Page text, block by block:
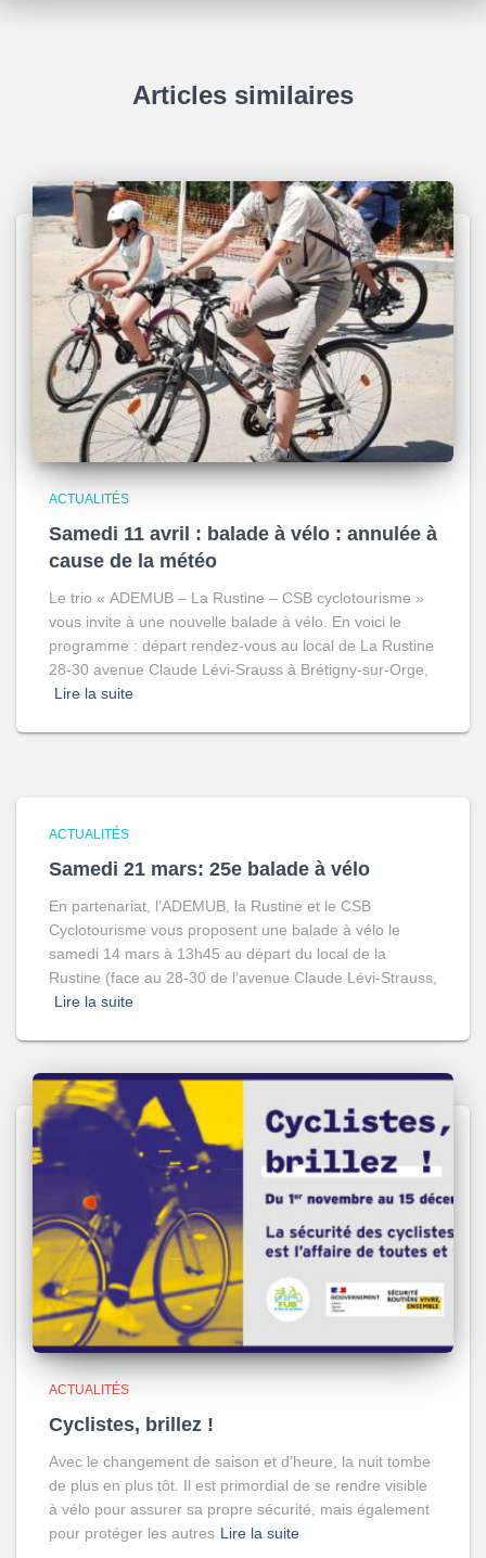
Articles similaires
ACTUALITÉS
Samedi 11 avril : balade à vélo : annulée à
cause de la météo
Le trio « ADEMUB – La Rustine – CSB cyclotourisme »
vous invite à une nouvelle balade à vélo. En voici le
programme : départ rendez-vous au local de La Rustine
28-30 avenue Claude Lévi-Srauss à Brétigny-sur-Orge,
Lire la suite
ACTUALITÉS
Samedi 21 mars: 25e balade à vélo
En partenariat, l’ADEMUB, la Rustine et le CSB
Cyclotourisme vous proposent une balade à vélo le
samedi 14 mars à 13h45 au départ du local de la
Rustine (face au 28-30 de l’avenue Claude Lévi-Strauss,
Lire la suite
ACTUALITÉS
Cyclistes, brillez !
Avec le changement de saison et d’heure, la nuit tombe
de plus en plus tôt. Il est primordial de se rendre visible
à vélo pour assurer sa propre sécurité, mais également
pour protéger les autres Lire la suite